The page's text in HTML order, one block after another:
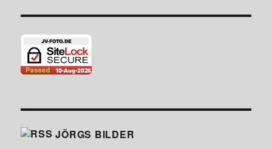
JÖRGS BILDER